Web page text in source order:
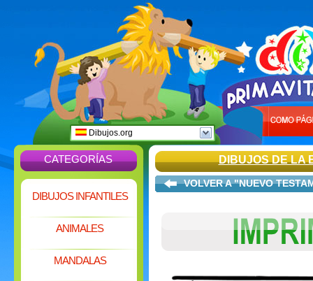
Dibujos.org
CATEGORÍAS
DIBUJOS INFANTILES
ANIMALES
MANDALAS
DIBUJOS DE LA
VOLVER A "NUEVO